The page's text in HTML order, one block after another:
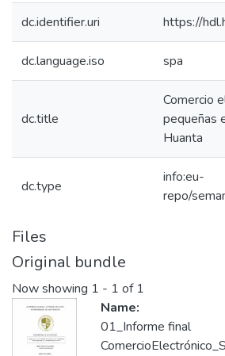
dc.identifier.uri https://
dc.language.iso spa
dc.title
Comercio
pequeñas
Huanta
dc.type
info:eu-
repo/
Files
Original bundle
Now showing 1 - 1 of 1
Name:
01_Informe final